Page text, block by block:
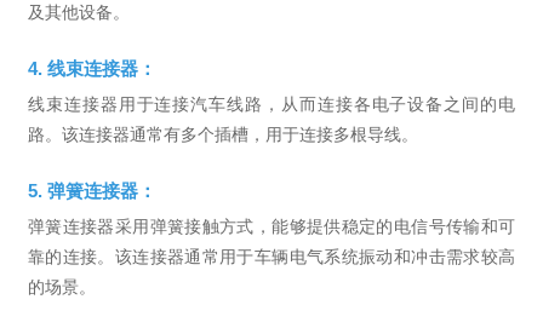
及其他设备。
4. 线束连接器：
线束连接器用于连接汽车线路，从而连接各电子设备之间的电
路。该连接器通常有多个插槽，用于连接多根导线。
5. 弹簧连接器：
弹簧连接器采用弹簧接触方式，能够提供稳定的电信号传输和可
靠的连接。该连接器通常用于车辆电气系统振动和冲击需求较高
的场景。